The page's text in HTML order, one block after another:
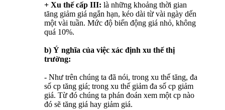
+ Xu thế cấp III: là những khoảng thời gian
tăng giảm giá ngắn hạn, kéo dài từ vài ngày dến
một vài tuần. Mức độ biến động giá nhỏ, không
quá 10%.
b) Ý nghĩa của việc xác định xu thế thị
trường:
- Như trên chúng ta đã nói, trong xu thế tăng, đa
số cp tăng giá; trong xu thế giảm đa số cp giảm
giá. Từ đó chúng ta phán đoán xem một cp nào
đó sẽ tăng giá hay giảm giá.